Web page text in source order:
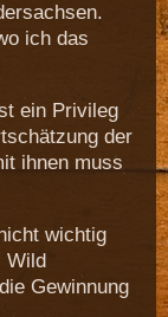
ich das
ein Privileg
der
ihnen muss
wichtig
Wild
Gewinnung